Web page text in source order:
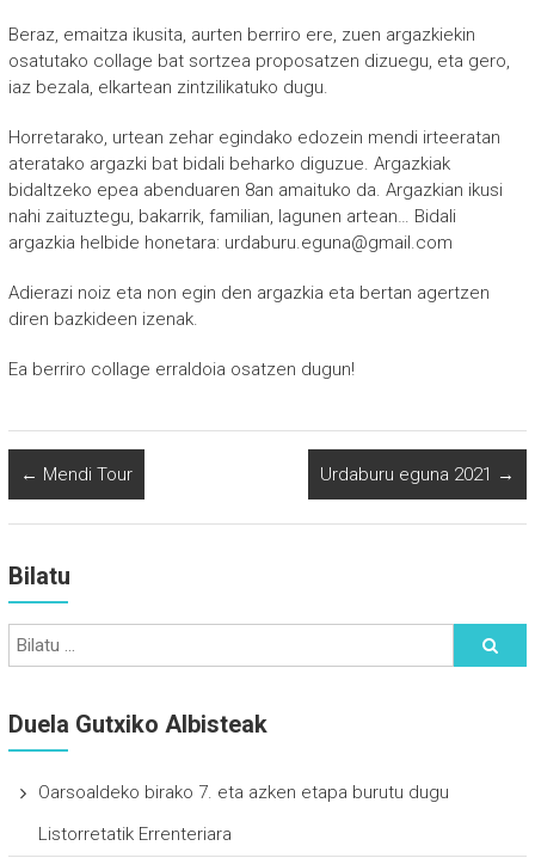
Beraz, emaitza ikusita, aurten berriro ere, zuen argazkiekin
osatutako collage bat sortzea proposatzen dizuegu, eta gero,
iaz bezala, elkartean zintzilikatuko dugu.
Horretarako, urtean zehar egindako edozein mendi irteeratan
ateratako argazki bat bidali beharko diguzue. Argazkiak
bidaltzeko epea abenduaren 8an amaituko da. Argazkian ikusi
nahi zaituztegu, bakarrik, familian, lagunen artean… Bidali
argazkia helbide honetara: urdaburu.eguna@gmail.com
Adierazi noiz eta non egin den argazkia eta bertan agertzen
diren bazkideen izenak.
Ea berriro collage erraldoia osatzen dugun!
← Mendi Tour Urdaburu eguna 2021 →
Bilatu
Duela Gutxiko Albisteak
Oarsoaldeko birako 7. eta azken etapa burutu dugu
Listorretatik Errenteriara